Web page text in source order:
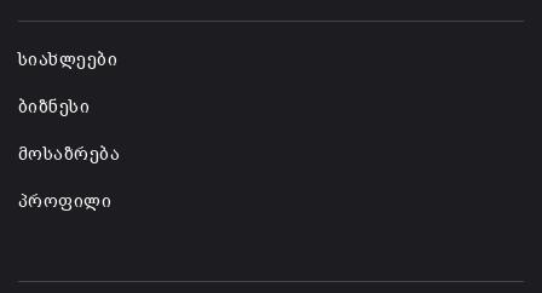
სიახლეები
ბიზნესი
მოსაზრება
პროფილი